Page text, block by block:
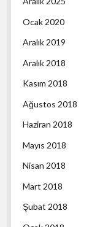
Ocak 2020
Aralık 2019
Aralık 2018
Kasım 2018
Ağustos 2018
Haziran 2018
Mayıs 2018
Nisan 2018
Mart 2018
Şubat 2018